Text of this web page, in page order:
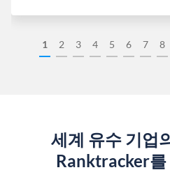
1 2 3 4 5 6 7 8
세계 유수 기업
Ranktracker를